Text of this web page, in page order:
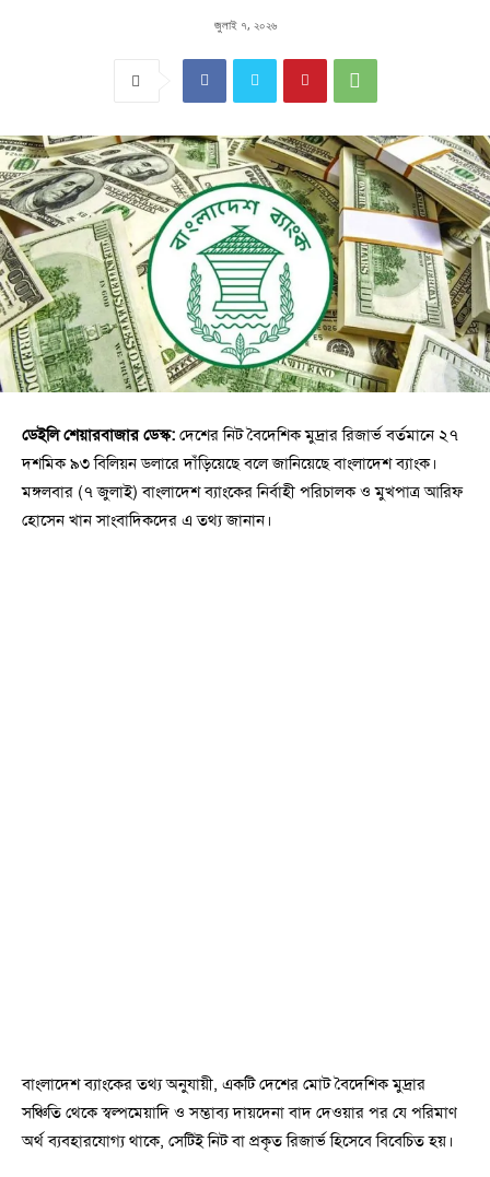
জুলাই ৭, ২০২৬
ডেইলি শেয়ারবাজার ডেস্ক: দেশের নিট বৈদেশিক মুদ্রার রিজার্ভ বর্তমানে ২৭
দশমিক ৯৩ বিলিয়ন ডলারে দাঁড়িয়েছে বলে জানিয়েছে বাংলাদেশ ব্যাংক।
মঙ্গলবার (৭ জুলাই) বাংলাদেশ ব্যাংকের নির্বাহী পরিচালক ও মুখপাত্র আরিফ
হোসেন খান সাংবাদিকদের এ তথ্য জানান।
বাংলাদেশ ব্যাংকের তথ্য অনুযায়ী, একটি দেশের মোট বৈদেশিক মুদ্রার
সঞ্চিতি থেকে স্বল্পমেয়াদি ও সম্ভাব্য দায়দেনা বাদ দেওয়ার পর যে পরিমাণ
অর্থ ব্যবহারযোগ্য থাকে, সেটিই নিট বা প্রকৃত রিজার্ভ হিসেবে বিবেচিত হয়।